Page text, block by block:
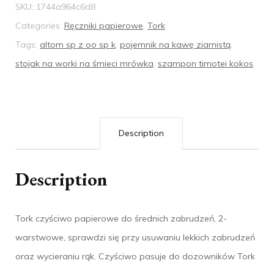
SKU: 1744a964c6d8
Categories: Ręczniki papierowe, Tork
Tags: altom sp z oo sp k, pojemnik na kawę ziarnistą,
stojak na worki na śmieci mrówka, szampon timotei kokos
Description
Description
Tork czyściwo papierowe do średnich zabrudzeń, 2-
warstwowe, sprawdzi się przy usuwaniu lekkich zabrudzeń
oraz wycieraniu rąk. Czyściwo pasuje do dozowników Tork